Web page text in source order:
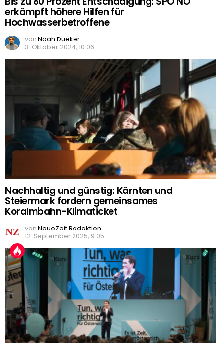
erkämpft höhere Hilfen für
Hochwasserbetroffene
von Noah Dueker
3. Oktober 2024, 10:06
Nachhaltig und günstig: Kärnten und
Steiermark fordern gemeinsames
Koralmbahn-Klimaticket
von NeueZeit Redaktion
12. September 2025, 9:05